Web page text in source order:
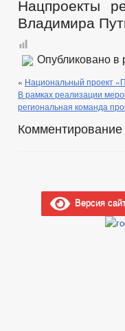
Нацпроекты
Владимира
Опубликовано в
« Национальный проект
В рамках реализации
региональная команда
Версия